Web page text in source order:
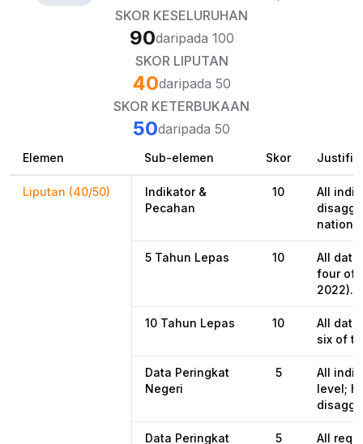
SKOR KESELURUHAN
90daripada 100
SKOR LIPUTAN
40daripada 50
SKOR KETERBUKAAN
50daripada 50
Elemen Sub-elemen Skor
Liputan (40/50)
Indikator &
Pecahan
10
All
5 Tahun Lepas 10
All
four of
2022).
10 Tahun Lepas 10
All
six of
Data Peringkat
Negeri
5
All
level;
Data Peringkat
5
All